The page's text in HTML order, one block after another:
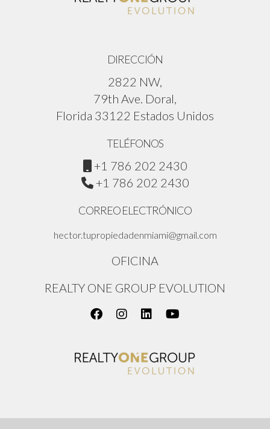
DIRECCIÓN
2822 NW,
79th Ave. Doral,
Florida 33122 Estados Unidos
TELÉFONOS
+1 786 202 2430
+1 786 202 2430
CORREO ELECTRÓNICO
hector.tupropiedadenmiami@gmail.com
OFICINA
REALTY ONE GROUP EVOLUTION